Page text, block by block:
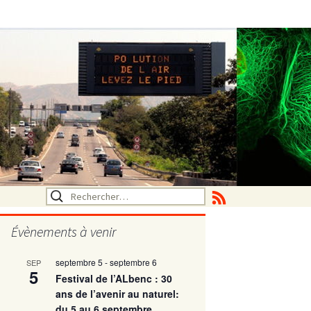
Rechercher :
Évènements à venir
SEP
5
septembre 5 -septembre 6
Festival de l’ALbenc : 30
ans de l’avenir au naturel: